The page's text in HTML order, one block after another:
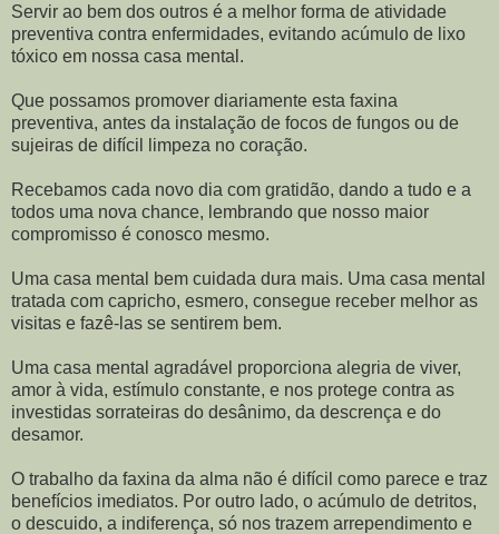
Servir ao bem dos outros é a melhor forma de atividade
preventiva contra enfermidades, evitando acúmulo de lixo
tóxico em nossa casa mental.
Que possamos promover diariamente esta faxina
preventiva, antes da instalação de focos de fungos ou de
sujeiras de difícil limpeza no coração.
Recebamos cada novo dia com gratidão, dando a tudo e a
todos uma nova chance, lembrando que nosso maior
compromisso é conosco mesmo.
Uma casa mental bem cuidada dura mais. Uma casa mental
tratada com capricho, esmero, consegue receber melhor as
visitas e fazê-las se sentirem bem.
Uma casa mental agradável proporciona alegria de viver,
amor à vida, estímulo constante, e nos protege contra as
investidas sorrateiras do desânimo, da descrença e do
desamor.
O trabalho da faxina da alma não é difícil como parece e traz
benefícios imediatos. Por outro lado, o acúmulo de detritos,
o descuido, a indiferença, só nos trazem arrependimento e